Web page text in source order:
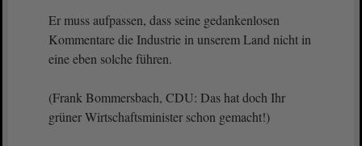
Er muss aufpassen, dass seine gedankenlosen
Kommentare die Industrie in unserem Land nicht in
eine eben solche führen.
(Frank Bommersbach, CDU: Das hat doch Ihr
grüner Wirtschaftsminister schon gemacht!)